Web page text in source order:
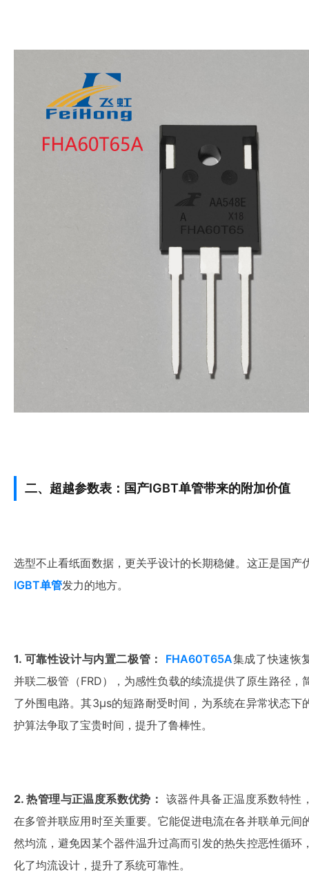
二、超越参数表：国产IGBT单管带来的附加价值
选型不止看纸面数据，更关乎设计的长期稳健。这正是国产
IGBT单管发力的地方。
1. 可靠性设计与内置二极管： FHA60T65A集成了快速恢
并联二极管（FRD），为感性负载的续流提供了原生路径，
了外围电路。其3μs的短路耐受时间，为系统在异常状态下
护算法争取了宝贵时间，提升了鲁棒性。
2. 热管理与正温度系数优势： 该器件具备正温度系数特性
在多管并联应用时至关重要。它能促进电流在各并联单元间
然均流，避免因某个器件温升过高而引发的热失控恶性循环
化了均流设计，提升了系统可靠性。